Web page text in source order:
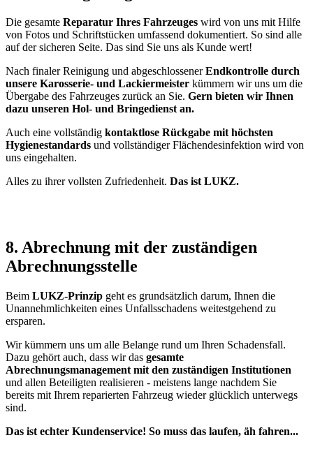
Die gesamte Reparatur Ihres Fahrzeuges wird von uns mit Hilfe
von Fotos und Schriftstücken umfassend dokumentiert. So sind alle
auf der sicheren Seite. Das sind Sie uns als Kunde wert!
Nach finaler Reinigung und abgeschlossenerEndkontrolle durch
unsere Karosserie- und Lackiermeister kümmern wir uns um die
Übergabe des Fahrzeuges zurück an Sie. Gern bieten wir Ihnen
dazu unseren Hol- und Bringedienst an.
Auch eine vollständig kontaktlose Rückgabe mit höchsten
Hygienestandards und vollständiger Flächendesinfektion wird von
uns eingehalten.
Alles zu ihrer vollsten Zufriedenheit. Das ist LUKZ.
8. Abrechnung mit der zuständigen
Abrechnungsstelle
Beim LUKZ-Prinzip geht es grundsätzlich darum, Ihnen die
Unannehmlichkeiten eines Unfallsschadens weitestgehend zu
ersparen.
Wir kümmern uns um alle Belange rund um Ihren Schadensfall.
Dazu gehört auch, dass wir das gesamte
Abrechnungsmanagement mit den zuständigen Institutionen
und allen Beteiligten realisieren - meistens lange nachdem Sie
bereits mit Ihrem reparierten Fahrzeug wieder glücklich unterwegs
sind.
Das ist echter Kundenservice! So muss das laufen, äh fahren...